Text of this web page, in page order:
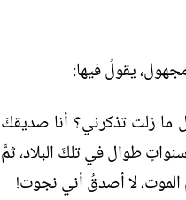
يقولُ فيها:
ما زلت تذكرني؟ أنا صديقكَ
طوال في تلكَ البلاد، ثمَّ
لا أصدقُ أني نجوت!